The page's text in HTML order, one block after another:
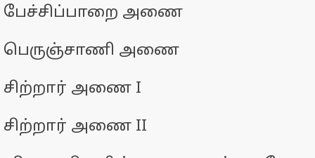
பேச்சிப்பாறை அணை
பெருஞ்சாணி அணை
சிற்றார் அணை I
சிற்றார் அணை II